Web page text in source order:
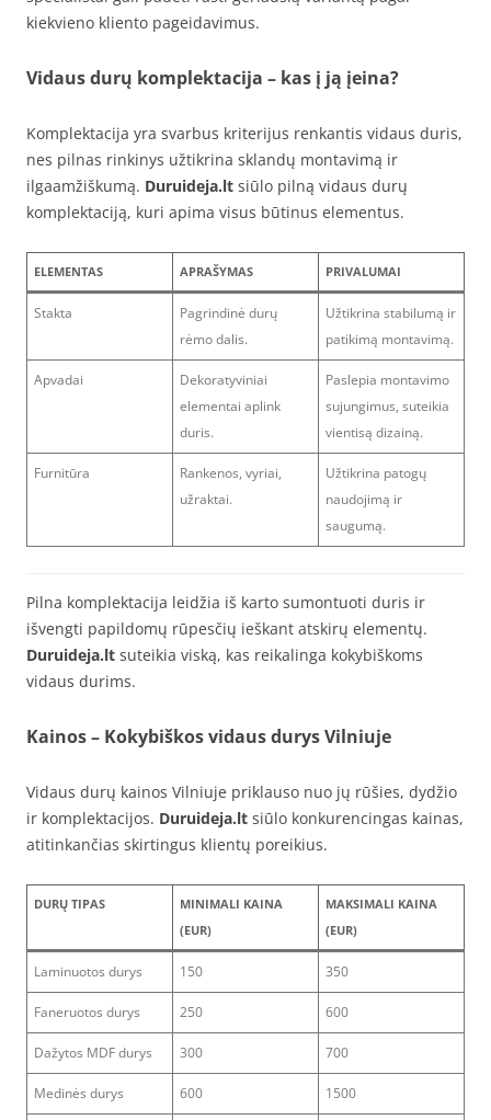
kiekvieno kliento pageidavimus.
Vidaus durų komplektacija – kas į ją įeina?
Komplektacija yra svarbus kriterijus renkantis vidaus duris,
nes pilnas rinkinys užtikrina sklandų montavimą ir
ilgaamžiškumą. Duruideja.lt siūlo pilną vidaus durų
komplektaciją, kuri apima visus būtinus elementus.
ELEMENTAS APRAŠYMAS PRIVALUMAI
Stakta
Pagrindinė durų
rėmo dalis.
Užtikrina stabilumą ir
patikimą montavimą.
Apvadai
Dekoratyviniai
elementai aplink
duris.
Paslepia montavimo
sujungimus, suteikia
vientisą dizainą.
Furnitūra
Rankenos, vyriai,
užraktai.
Užtikrina patogų
naudojimą ir
saugumą.
Pilna komplektacija leidžia iš karto sumontuoti duris ir
išvengti papildomų rūpesčių ieškant atskirų elementų.
Duruideja.lt suteikia viską, kas reikalinga kokybiškoms
vidaus durims.
Kainos – Kokybiškos vidaus durys Vilniuje
Vidaus durų kainos Vilniuje priklauso nuo jų rūšies, dydžio
ir komplektacijos. Duruideja.lt siūlo konkurencingas kainas,
atitinkančias skirtingus klientų poreikius.
DURŲ TIPAS
MINIMALI KAINA
(EUR)
MAKSIMALI KAINA
(EUR)
Laminuotos durys 150 350
Faneruotos durys 250 600
Dažytos MDF durys 300 700
Medinės durys 600 1500